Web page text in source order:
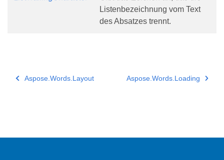
Listenbezeichnung vom Text
des Absatzes trennt.
Aspose.Words.Layout Aspose.Words.Loading